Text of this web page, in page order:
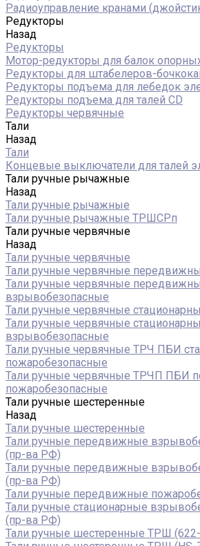
Радиоуправление кранами
Редукторы
Назад
Редукторы
Мотор-редукторы для балок
Редукторы для штабелеров-
Редукторы подъема для лебедок
Редукторы подъема для талей CD
Редукторы червячные
Тали
Назад
Тали
Концевые выключатели для талей
Тали ручные рычажные
Назад
Тали ручные рычажные
Тали ручные рычажные ТРШСРп
Тали ручные червячные
Назад
Тали ручные червячные
Тали ручные червячные
Тали ручные червячные
взрывобезопасные
Тали ручные червячные
Тали ручные червячные
взрывобезопасные
Тали ручные червячные ТРЧ ПБИ
пожаробезопасные
Тали ручные червячные ТРЧП ПБИ
пожаробезопасные
Тали ручные шестеренные
Назад
Тали ручные шестеренные
Тали ручные передвижные
(пр-ва РФ)
Тали ручные передвижные
(пр-ва РФ)
Тали ручные передвижные
Тали ручные стационарные
(пр-ва РФ)
Тали ручные шестеренные ТРШ